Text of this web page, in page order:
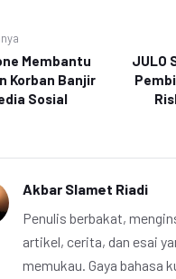
Membantu
Korban Banjir
Sosial
JULO
Akbar Slamet Riadi
Penulis berbakat,
artikel, cerita, dan esai
memukau. Gaya bahasa